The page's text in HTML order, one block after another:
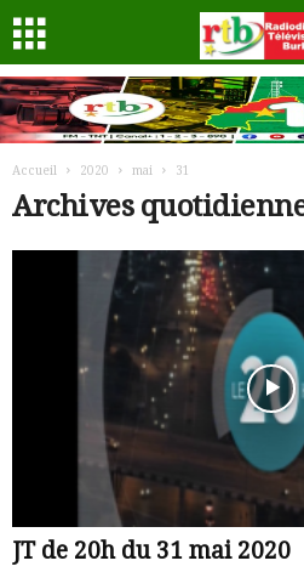
Accueil 2020 mai 31
Archives
JT de 20h du 31 mai 2020